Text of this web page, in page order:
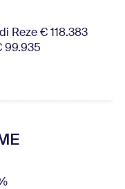
Reze € 118.383
99.935